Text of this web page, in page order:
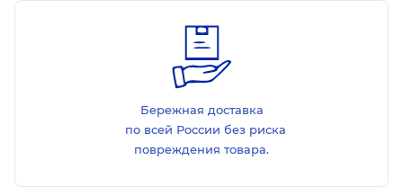
Бережная доставка
по всей России без риска
повреждения товара.